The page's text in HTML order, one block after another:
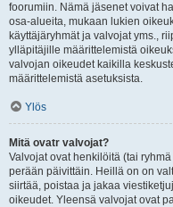
foorumiin. Nämä jäsenet voivat
osa-alueita, mukaan lukien
käyttäjäryhmät ja valvojat yms.,
ylläpitäjille määrittelemistä
valvojan oikeudet kaikilla
määrittelemistä asetuksista.
Ylös
Mitä ovatr valvojat?
Valvojat ovat henkilöitä (tai
perään päivittäin. Heillä on on
siirtää, poistaa ja jakaa
oikeudet. Yleensä valvojat ovat